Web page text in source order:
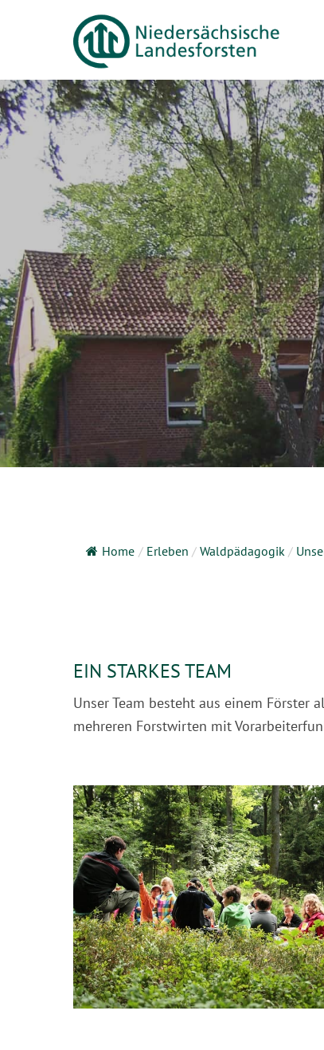
Home / Erleben / Waldpädagogik /
EIN STARKES TEAM
Unser Team besteht aus einem Förster
mehreren Forstwirten mit